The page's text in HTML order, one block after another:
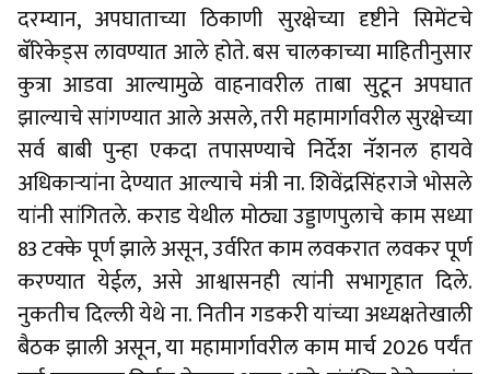
दरम्यान, अपघाताच्या ठिकाणी सुरक्षेच्या दृष्टीने सिमेंटचे
बॅरिकेड्स लावण्यात आले होते. बस चालकाच्या माहितीनुसार
कुत्रा आडवा आल्यामुळे वाहनावरील ताबा सुटून अपघात
झाल्याचे सांगण्यात आले असले, तरी महामार्गावरील सुरक्षेच्या
सर्व बाबी पुन्हा एकदा तपासण्याचे निर्देश नॅशनल हायवे
अधिकाऱ्यांना देण्यात आल्याचे मंत्री ना. शिवेंद्रसिंहराजे भोसले
यांनी सांगितले. कराड येथील मोठ्या उड्डाणपुलाचे काम सध्या
83 टक्के पूर्ण झाले असून, उर्वरित काम लवकरात लवकर पूर्ण
करण्यात येईल, असे आश्वासनही त्यांनी सभागृहात दिले.
नुकतीच दिल्ली येथे ना. नितीन गडकरी यांच्या अध्यक्षतेखाली
बैठक झाली असून, या महामार्गावरील काम मार्च 2026 पर्यंत